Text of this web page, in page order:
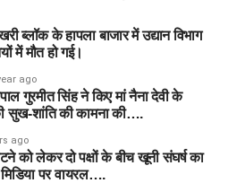
ब्लॉक के हापला बाजार में उद्यान विभाग
में मौत हो गई।
ago
गुरमीत सिंह ने किए मां नैना देवी के
सुख-शांति की कामना की….
ago
को लेकर दो पक्षों के बीच खूनी संघर्ष का
पर वायरल….